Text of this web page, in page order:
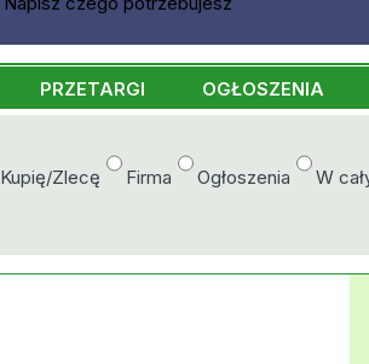
PRZETARGI OGŁOSZENIA
Kupię/Zlecę Firma Ogłoszenia W